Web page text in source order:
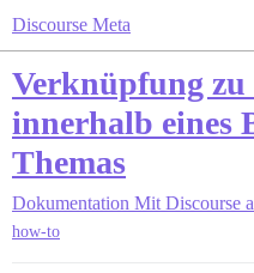
Discourse Meta
Verknüpfung
innerhalb eines
Themas
Dokumentation Mit Discourse
how-to